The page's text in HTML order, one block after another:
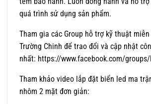
quá trình sử dụng sản phẩm.
Tham gia các Group hỗ trợ kỹ thuật miễn
Trường Chinh để trao đổi và cập nhật
nhất: https://www.facebook.com/
Tham khảo video lắp đặt biển led ma
nhôm 2 mặt đơn giản: